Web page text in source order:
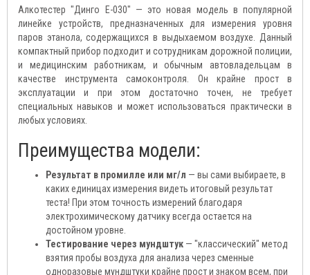
Алкотестер "Динго Е-030" — это новая модель в популярной
линейке устройств, предназначенных для измерения уровня
паров этанола, содержащихся в выдыхаемом воздухе. Данный
компактный прибор подходит и сотрудникам дорожной полиции,
и медицинским работникам, и обычным автовладельцам в
качестве инструмента самоконтроля. Он крайне прост в
эксплуатации и при этом достаточно точен, не требует
специальных навыков и может использоваться практически в
любых условиях.
Преимущества модели:
Результат в промилле или мг/л — вы сами выбираете, в
каких единицах измерения видеть итоговый результат
теста! При этом точность измерений благодаря
электрохимическому датчику всегда остается на
достойном уровне.
Тестирование через мундштук — "классический" метод
взятия пробы воздуха для анализа через сменные
одноразовые мундштуки крайне прост и знаком всем, при